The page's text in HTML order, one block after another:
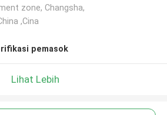
zone, Changsha,
,Cina
pemasok
Lihat Lebih